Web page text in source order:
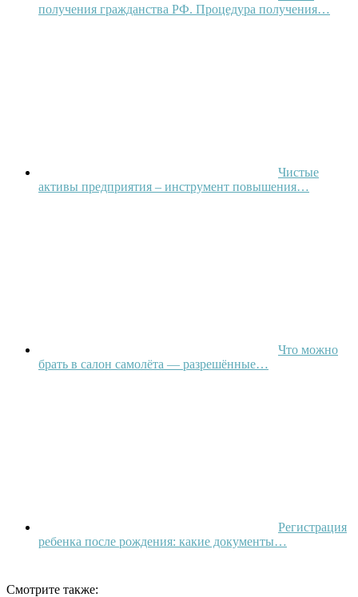
получения гражданства РФ. Процедура получения…
Чистые
активы предприятия – инструмент повышения…
Что можно
брать в салон самолёта — разрешённые…
Регистрация
ребенка после рождения: какие документы…
Смотрите также: